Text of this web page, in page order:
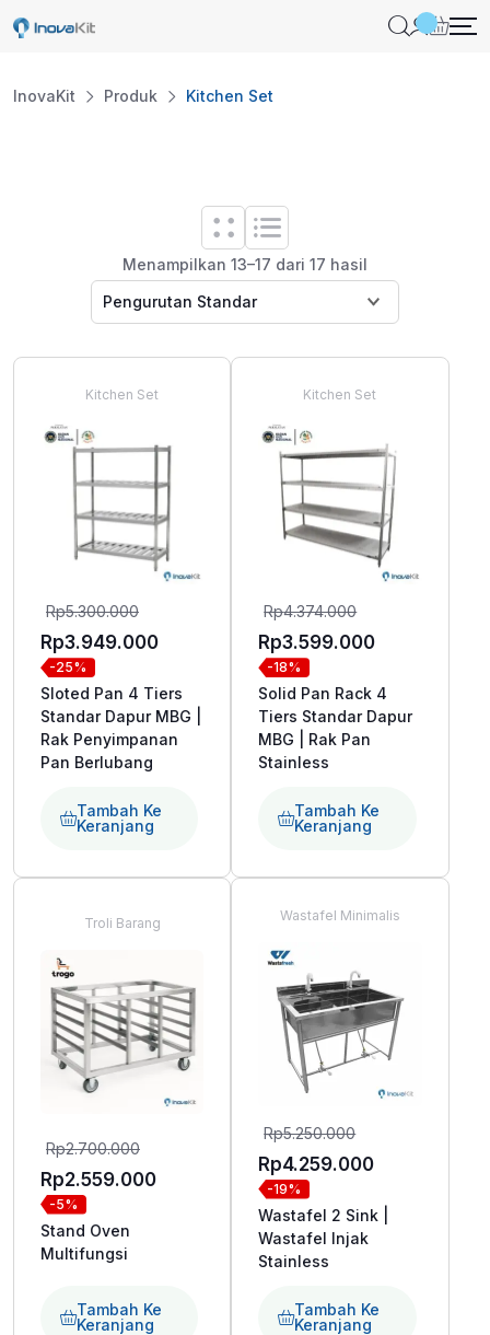
Skip
InovaKit Produk Kitchen Set
Menampilkan 13–17 dari 17 hasil
Kitchen Set
Rp5.300.000Harga
aslinya
Rp5.300.000.
Rp3.949.000Harga
ini
adalah:
Rp3.949.000.
-25%
Sloted Pan 4 Tiers
Standar Dapur MBG |
Rak Penyimpanan
Pan Berlubang
Tambah Ke
Keranjang
Kitchen Set
Rp4.374.000Harga
aslinya
Rp4.374.000.
Rp3.599.000Harga
ini
-18%
Solid Pan Rack 4
Tiers Standar Dapur
MBG | Rak Pan
Stainless
Tambah Ke
Keranjang
Troli Barang
Rp2.700.000Harga
aslinya
Rp2.700.000.
Rp2.559.000Harga
-5%
Stand Oven
Multifungsi
Tambah Ke
Keranjang
Wastafel Minimalis
Rp5.250.000Harga
aslinya
Rp5.250.000.
Rp4.259.000Harga
ini
-19%
Wastafel 2 Sink |
Wastafel Injak
Stainless
Tambah Ke
Keranjang